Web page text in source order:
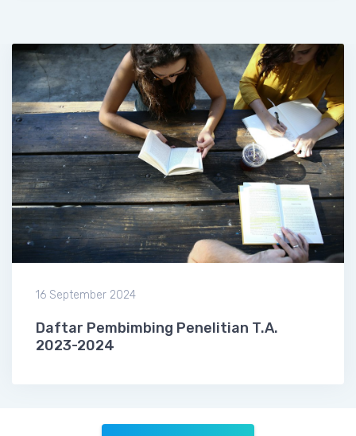
16 September 2024
Daftar Pembimbing Penelitian T.A.
2023-2024